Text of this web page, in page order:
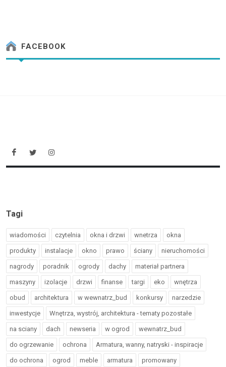
FACEBOOK
Tagi
wiadomości czytelnia okna i drzwi wnetrza okna
produkty instalacje okno prawo ściany nieruchomości
nagrody poradnik ogrody dachy materiał partnera
maszyny izolacje drzwi finanse targi eko wnętrza
obud architektura w wewnatrz_bud konkursy narzedzie
inwestycje Wnętrza, wystrój, architektura - tematy pozostałe
na sciany dach newseria w ogrod wewnatrz_bud
do ogrzewanie ochrona Armatura, wanny, natryski - inspiracje
do ochrona ogrod meble armatura promowany